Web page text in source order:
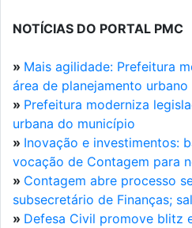
NOTÍCIAS DO PORTAL PMC
» Mais agilidade: Prefeitura
área de planejamento urbano
» Prefeitura moderniza
urbana do município
» Inovação e investimentos:
vocação de Contagem para
» Contagem abre processo
subsecretário de Finanças;
» Defesa Civil promove blitz